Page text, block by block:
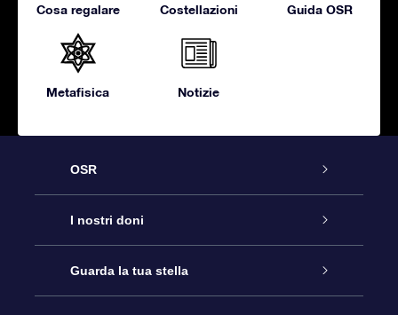
Cosa regalare Costellazioni Guida OSR
Metafisica Notizie
OSR
Assistenza
Contattaci
I nostri doni
Online Star Gift
Guarda la tua stella